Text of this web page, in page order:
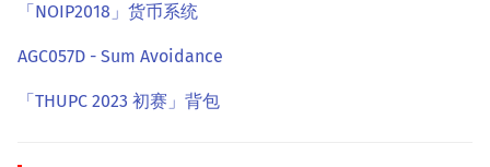
「NOIP2018」货币系统
AGC057D - Sum Avoidance
「THUPC 2023 初赛」背包